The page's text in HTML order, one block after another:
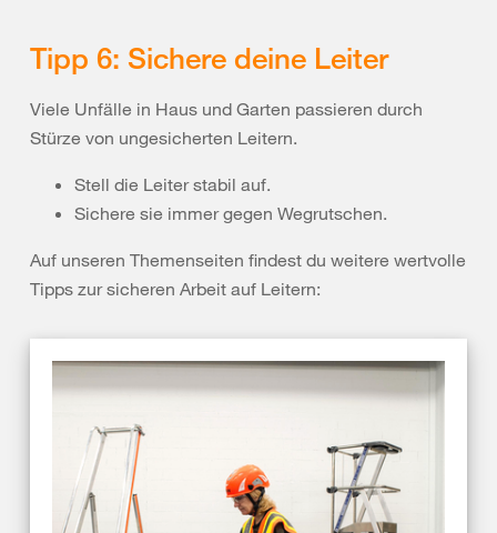
Tipp 6: Sichere deine Leiter
Viele Unfälle in Haus und Garten passieren durch
Stürze von ungesicherten Leitern.
Stell die Leiter stabil auf.
Sichere sie immer gegen Wegrutschen.
Auf unseren Themenseiten findest du weitere wertvolle
Tipps zur sicheren Arbeit auf Leitern: